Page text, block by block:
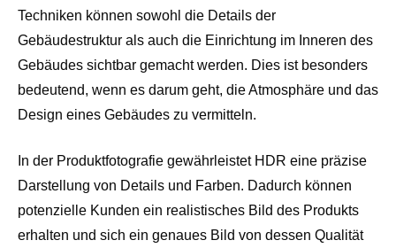
Techniken können sowohl die Details der
Gebäudestruktur als auch die Einrichtung im Inneren des
Gebäudes sichtbar gemacht werden. Dies ist besonders
bedeutend, wenn es darum geht, die Atmosphäre und das
Design eines Gebäudes zu vermitteln.
In der Produktfotografie gewährleistet HDR eine präzise
Darstellung von Details und Farben. Dadurch können
potenzielle Kunden ein realistisches Bild des Produkts
erhalten und sich ein genaues Bild von dessen Qualität